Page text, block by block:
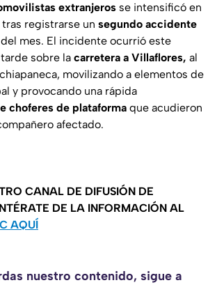
extranjeros se intensificó en
tras registrarse un segundo accidente
mes. El incidente ocurrió este
sobre la carretera a Villaflores, al
movilizando a elementos de
y provocando una rápida
choferes de plataforma que acudieron
afectado.
CANAL DE DIFUSIÓN DE
DE LA INFORMACIÓN AL
AQUÍ
nuestro contenido, sigue a